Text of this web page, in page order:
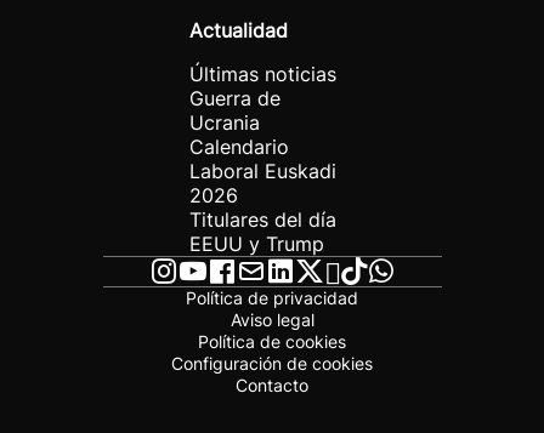
Actualidad
Últimas noticias
Guerra de
Ucrania
Calendario
Laboral Euskadi
2026
Titulares del día
EEUU y Trump
Política de privacidad
Aviso legal
Política de cookies
Configuración de cookies
Contacto